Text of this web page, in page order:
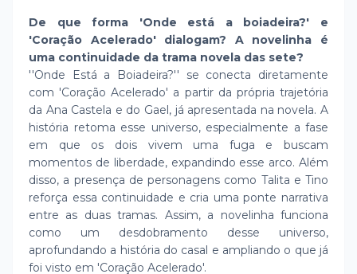
De que forma 'Onde está a boiadeira?' e
'Coração Acelerado' dialogam? A novelinha é
uma continuidade da trama novela das sete?
''Onde Está a Boiadeira?'' se conecta diretamente
com 'Coração Acelerado' a partir da própria trajetória
da Ana Castela e do Gael, já apresentada na novela. A
história retoma esse universo, especialmente a fase
em que os dois vivem uma fuga e buscam
momentos de liberdade, expandindo esse arco. Além
disso, a presença de personagens como Talita e Tino
reforça essa continuidade e cria uma ponte narrativa
entre as duas tramas. Assim, a novelinha funciona
como um desdobramento desse universo,
aprofundando a história do casal e ampliando o que já
foi visto em 'Coração Acelerado'.